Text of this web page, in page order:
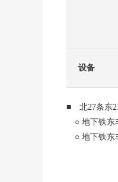
设备
■ 北27条东
○ 地下铁东
○ 地下铁东